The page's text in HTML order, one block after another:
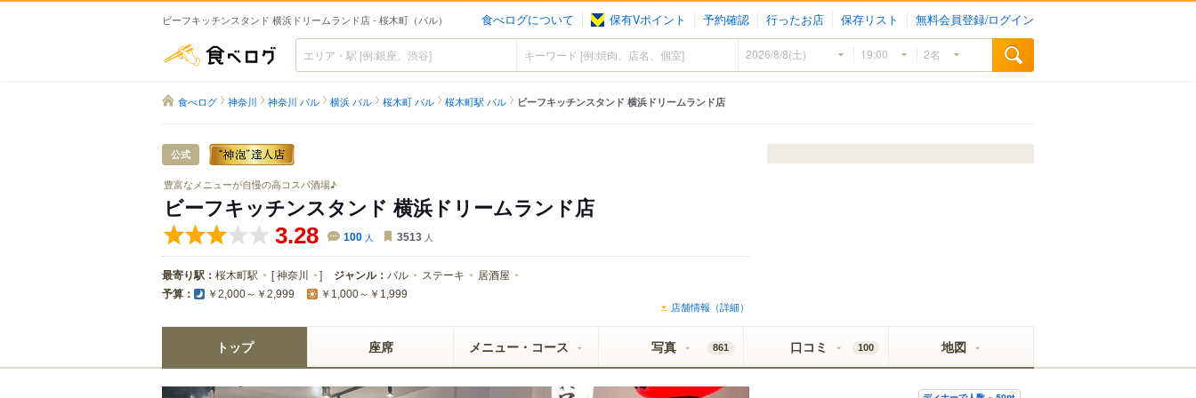
ビーフキッチンスタンド 横浜ドリームランド店 - 桜木町（バル） 食べログについて 保有Vポイント 予約確認 行ったお店 保存リスト 無料会員登録/ログイン
食べログ
食べログ 神奈川 神奈川 バル 横浜 バル 桜木町 バル 桜木町駅 バル ビーフキッチンスタンド 横浜ドリームランド店
公式
豊富なメニューが自慢の高コスパ酒場♪
ビーフキッチンスタンド 横浜ドリームランド店
3.28 100 人 3513 人
最寄り駅： 桜木町駅 [神奈川 ] ジャンル： バル ステーキ 居酒屋
予算： ￥2,000～￥2,999 ￥1,000～￥1,999
店舗情報（詳細）
トップ 座席 メニュー・コース 写真 861 口コミ 100 地図